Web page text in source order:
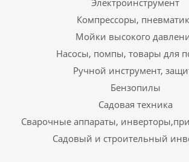
Электроинструмент
Компрессоры,
Мойки высокого
Насосы, помпы, товары для
Ручной инструмент,
Бензопилы
Садовая техника
Сварочные аппараты,
Садовый и строительный